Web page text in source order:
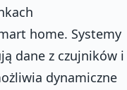
home. Systemy
dane z czujników i
dynamiczne